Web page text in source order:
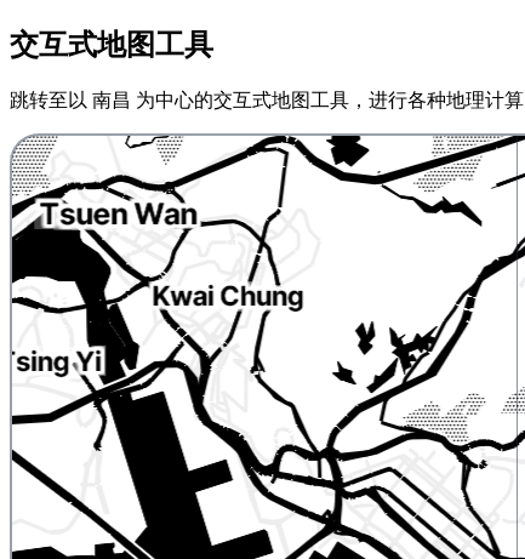
交互式地图工具
跳转至以 南昌 为中心的交互式地图工具，进行各种地理计算